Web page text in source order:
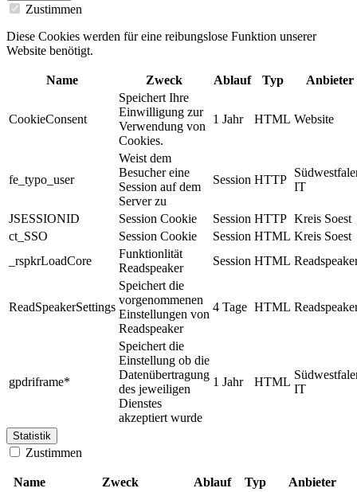
Zustimmen
Diese Cookies werden für eine reibungslose Funktion unserer
Website benötigt.
Name Zweck Ablauf Typ Anbieter
CookieConsent
Speichert Ihre
Einwilligung zur
Verwendung von
Cookies.
1 Jahr HTML Website
fe_typo_user
Weist dem
Besucher eine
Session auf dem
Server zu
Session HTTP
IT
JSESSIONID Session Cookie Session HTTP Kreis Soest
ct_SSO
Session Cookie Session HTML Kreis Soest
_rspkrLoadCore
Funktionlität
Readspeaker
Session HTML
ReadSpeakerSettings
Speichert die
vorgenommenen
Einstellungen von
Readspeaker
4 Tage HTML
gpdriframe*
Speichert die
Einstellung ob die
Datenübertragung
des jeweiligen
Dienstes
akzeptiert wurde
1 Jahr HTML
IT
Statistik
Zustimmen
Name Zweck Ablauf Typ Anbieter